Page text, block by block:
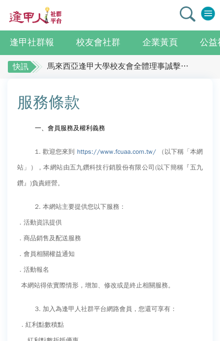
逢甲社群報 校友會社群 企業黃頁 公益
快訊
馬來西亞逢甲大學校友會全體理事誠擊祝賀 ：江蘇年會圓滿成功！
逢甲國貿99級校友 李樺仙 學姐
【逢甲經濟人會訊】9月號出刊
體育教學中心主任王亭文勇奪「2025 CAPA台灣公開賽」公開女雙冠軍
逢甲大學EMBA舉辦新生共善營 以「大好・共善・同樂」開啟學習新旅程
逢甲大學加東校友會 2025 Aug 31 聚會
賀江蘇校友分會
馬來西亞逢甲大學校友會全體理事誠擊祝賀 ：
江蘇年會圓滿成功！
迎接七線齊發！逢甲領航M6大學系統與臺中捷
運共同培育中臺灣捷運人才
逢甲國貿99級校友 李樺仙 學姐
生為中心」推動AI融入教學，跨域研究育才
體育教學中心主任王亭文勇奪「2025 CAPA台
灣公開賽」公開女雙冠軍
逢甲大學EMBA舉辦新生共善營 以「大好・共
善・同樂」開啟學習新旅程
服務條款
一、會員服務及權利義務
1. 歡迎您來到 https://www.fcuaa.com.tw/
（以下稱「本網
站」），本網站由五九鑽科技行銷股份有限公司(以下簡稱『五九
鑽』 )負責經營。
2. 本網站主要提供您以下服務：
．活動資訊提供
．商品銷售及配送服務
．會員相關權益通知
．活動報名
本網站得依實際情形，增加、修改或是終止相關服務。
3. 加入為逢甲人社群平台網路會員，您還可享有：
．紅利點數積點